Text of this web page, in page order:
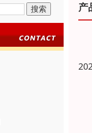
产